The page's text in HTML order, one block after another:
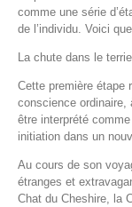
comme une série
de l’individu. Voici
La chute dans le
Cette première étape
conscience ordinaire,
être interprété
initiation dans un
Au cours de son
étranges et
Chat du Cheshire, la